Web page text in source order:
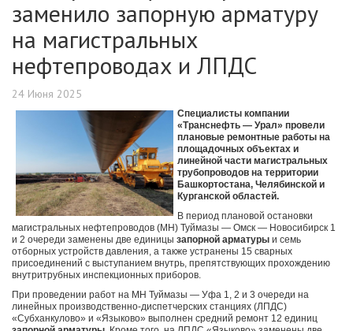
заменило запорную арматуру
на магистральных
нефтепроводах и ЛПДС
24 Июня 2025
Специалисты компании
«Транснефть — Урал» провели
плановые ремонтные работы на
площадочных объектах и
линейной части магистральных
трубопроводов на территории
Башкортостана, Челябинской и
Курганской областей.
В период плановой остановки
магистральных нефтепроводов (МН) Туймазы — Омск — Новосибирск 1
и 2 очереди заменены две единицы запорной арматуры и семь
отборных устройств давления, а также устранены 15 сварных
присоединений с выступанием внутрь, препятствующих прохождению
внутритрубных инспекционных приборов.
При проведении работ на МН Туймазы — Уфа 1, 2 и 3 очереди на
линейных производственно-диспетчерских станциях (ЛПДС)
«Субханкулово» и «Языково» выполнен средний ремонт 12 единиц